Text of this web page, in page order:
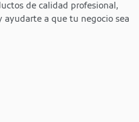
de calidad profesional,
ayudarte a que tu negocio sea